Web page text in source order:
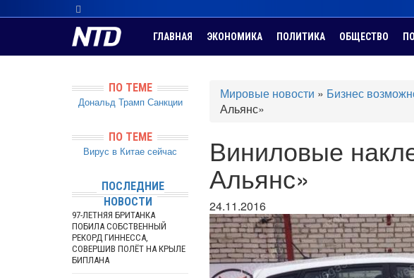
ГЛАВНАЯ ЭКОНОМИКА ПОЛИТИКА ОБЩЕСТВО
Мировые новости » Бизнес
Альянс»
Виниловые
Альянс»
24.11.2016
ПО ТЕМЕ
Дональд Трамп Санкции
ПО ТЕМЕ
Вирус в Китае сейчас
ПОСЛЕДНИЕ
НОВОСТИ
97-ЛЕТНЯЯ БРИТАНКА
ПОБИЛА СОБСТВЕННЫЙ
РЕКОРД ГИННЕССА,
СОВЕРШИВ ПОЛЁТ НА КРЫЛЕ
БИПЛАНА